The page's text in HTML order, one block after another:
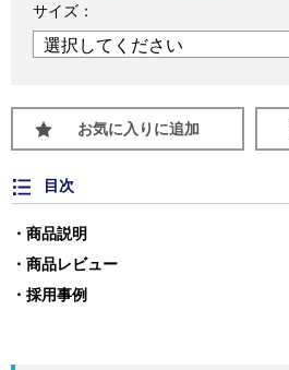
サイズ：
お気に入りに追加
目次
商品説明
商品レビュー
採用事例